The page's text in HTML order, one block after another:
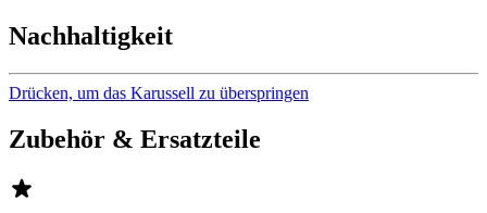
Nachhaltigkeit
Drücken, um das Karussell zu überspringen
Zubehör & Ersatzteile